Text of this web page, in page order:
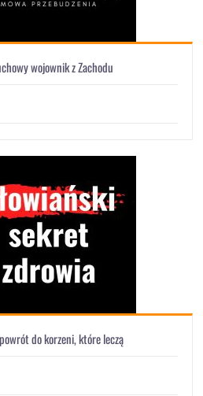
wojownik z Zachodu
do korzeni, które leczą